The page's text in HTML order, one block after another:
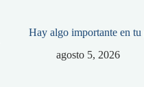
Hay algo importante en
agosto 5, 2026